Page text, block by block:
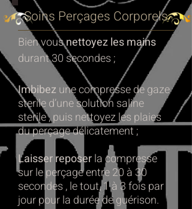
Soins Perçages Corporels
Bien vousnettoyez les mains
durant 30 secondes ;
Imbibezune compresse de gaze
sterile d’une solution saline
sterile , puis nettoyez les plaies
du perçage délicatement ;
Laisser reposerla compresse
sur le perçage entre 20 à 30
secondes , le tout, 1 à 3 fois par
jour pour la durée de guérison.